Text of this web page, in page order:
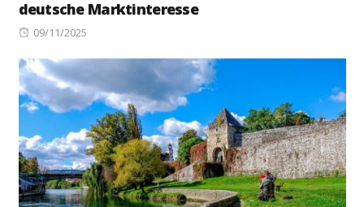
deutsche Marktinteresse
Posted
09/11/2025